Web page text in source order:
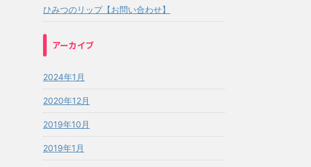
ひみつのリップ【お問い合わせ】
アーカイブ
2024年1月
2020年12月
2019年10月
2019年1月